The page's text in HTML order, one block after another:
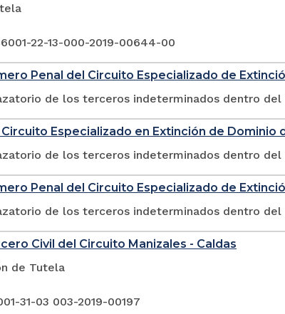
22-13-000-2019-00644-00
Penal del Circuito Especializado de
de los terceros indeterminados dentro
Especializado en Extinción de Dominio
de los terceros indeterminados dentro
Penal del Circuito Especializado de
de los terceros indeterminados dentro
Civil del Circuito Manizales - Caldas
de Tutela
31-03 003-2019-00197